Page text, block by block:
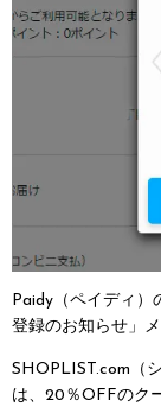
Paidy（ペイディ）
登録のお知らせ」
SHOPLIST.com（
は、20％OFFのク